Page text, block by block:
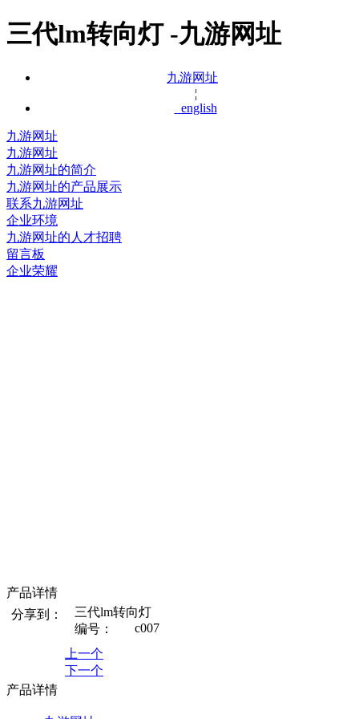
三代lm转向灯 -九游网址
九游网址
¦
english
九游网址
九游网址
九游网址的简介
九游网址的产品展示
联系九游网址
企业环境
九游网址的人才招聘
留言板
企业荣耀
产品详情
分享到：
三代lm转向灯
编号：
c007
上一个
下一个
产品详情